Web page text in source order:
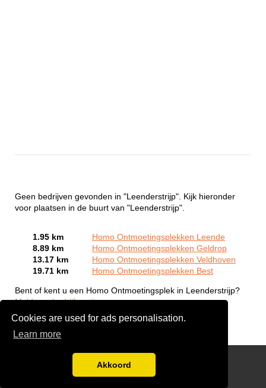
Cookies are used for ads personalisation.
Learn more
Akkoord
Geen bedrijven gevonden in "Leenderstrijp". Kijk hieronder
voor plaatsen in de buurt van "Leenderstrijp".
1.95 km
Homo Ontmoetingsplekken Leende
8.89 km
Homo Ontmoetingsplekken Geldrop
13.17 km
Homo Ontmoetingsplekken Veldhoven
19.71 km
Homo Ontmoetingsplekken Best
Bent of kent u een Homo Ontmoetingsplek in Leenderstrijp?
Meld een bedrijf gratis aan